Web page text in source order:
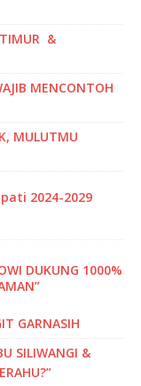
TIMUR &
MENCONTOH
MULUTMU
2024-2029
DUKUNG 1000%
GARNASIH
SILIWANGI &